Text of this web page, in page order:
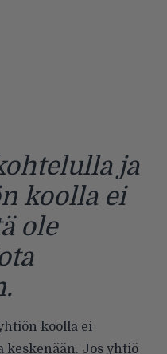
ja
koolla ei
ole
koolla ei
keskenään. Jos yhtiö